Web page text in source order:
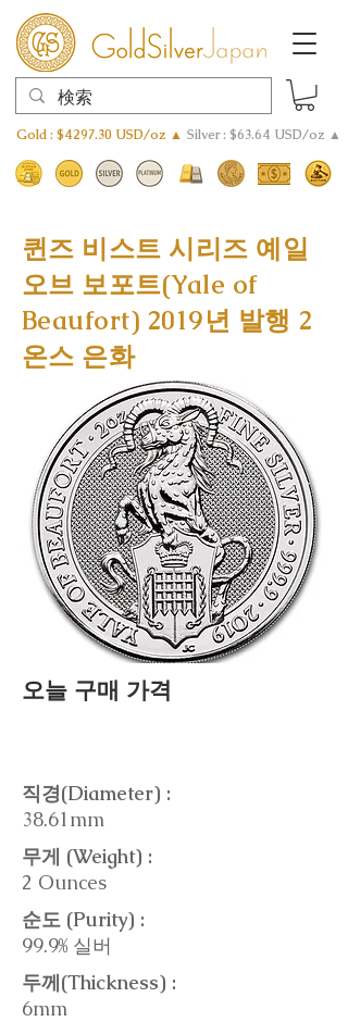
Gold : $4297.30 USD/oz ▲ Silver : $63.64 USD/oz ▲
퀸즈 비스트 시리즈 예일
오브 보포트(Yale of
Beaufort) 2019년 발행 2
온스 은화
오늘 구매 가격
직경(Diameter) :
38.61mm
무게 (Weight) :
2 Ounces
순도 (Purity) :
99.9% 실버
두께(Thickness) :
6mm